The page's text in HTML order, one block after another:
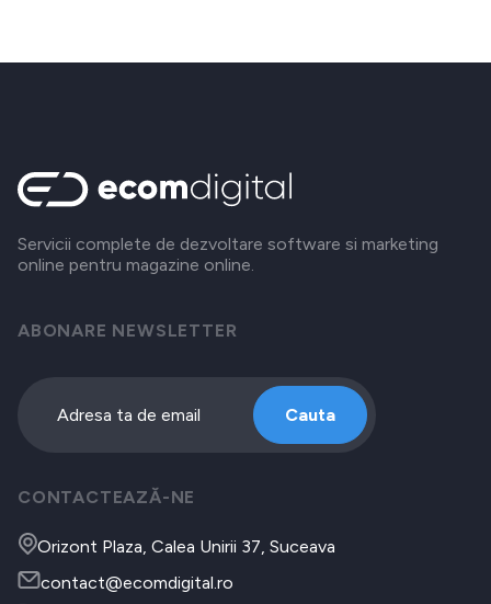
Servicii complete de dezvoltare software si marketing
online pentru magazine online.
ABONARE NEWSLETTER
Cauta
CONTACTEAZĂ-NE
Orizont Plaza, Calea Unirii 37, Suceava
contact@ecomdigital.ro